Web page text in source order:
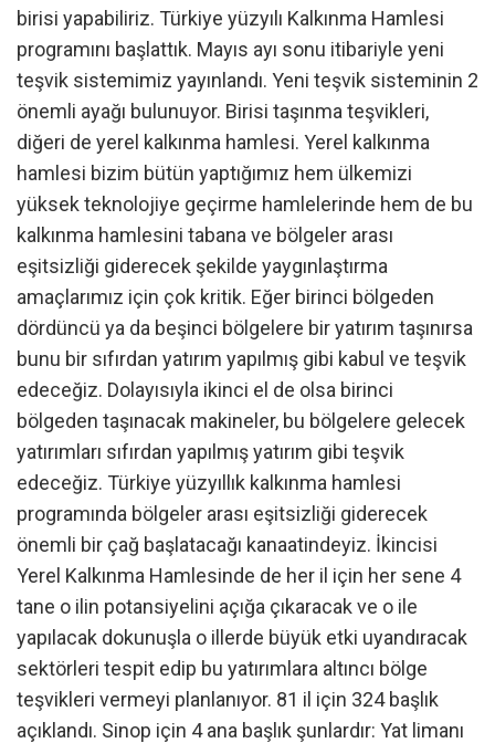
birisi yapabiliriz. Türkiye yüzyılı Kalkınma Hamlesi
programını başlattık. Mayıs ayı sonu itibariyle yeni
teşvik sistemimiz yayınlandı. Yeni teşvik sisteminin 2
önemli ayağı bulunuyor. Birisi taşınma teşvikleri,
diğeri de yerel kalkınma hamlesi. Yerel kalkınma
hamlesi bizim bütün yaptığımız hem ülkemizi
yüksek teknolojiye geçirme hamlelerinde hem de bu
kalkınma hamlesini tabana ve bölgeler arası
eşitsizliği giderecek şekilde yaygınlaştırma
amaçlarımız için çok kritik. Eğer birinci bölgeden
dördüncü ya da beşinci bölgelere bir yatırım taşınırsa
bunu bir sıfırdan yatırım yapılmış gibi kabul ve teşvik
edeceğiz. Dolayısıyla ikinci el de olsa birinci
bölgeden taşınacak makineler, bu bölgelere gelecek
yatırımları sıfırdan yapılmış yatırım gibi teşvik
edeceğiz. Türkiye yüzyıllık kalkınma hamlesi
programında bölgeler arası eşitsizliği giderecek
önemli bir çağ başlatacağı kanaatindeyiz. İkincisi
Yerel Kalkınma Hamlesinde de her il için her sene 4
tane o ilin potansiyelini açığa çıkaracak ve o ile
yapılacak dokunuşla o illerde büyük etki uyandıracak
sektörleri tespit edip bu yatırımlara altıncı bölge
teşvikleri vermeyi planlanıyor. 81 il için 324 başlık
açıklandı. Sinop için 4 ana başlık şunlardır: Yat limanı